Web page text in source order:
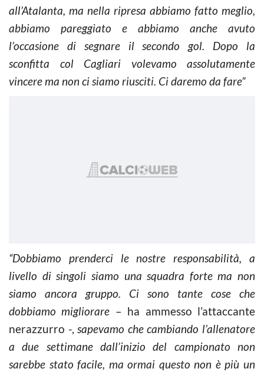
all’Atalanta, ma nella ripresa abbiamo fatto meglio,
abbiamo pareggiato e abbiamo anche avuto
l’occasione di segnare il secondo gol. Dopo la
sconfitta col Cagliari volevamo assolutamente
vincere ma non ci siamo riusciti. Ci daremo da fare”
“Dobbiamo prenderci le nostre responsabilità, a
livello di singoli siamo una squadra forte ma non
siamo ancora gruppo. Ci sono tante cose che
dobbiamo migliorare – ha ammesso l’attaccante
nerazzurro -,sapevamo che cambiando l’allenatore
a due settimane dall’inizio del campionato non
sarebbe stato facile, ma ormai questo non è più un